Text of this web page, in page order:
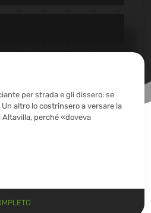
per strada e gli dissero: se
altro lo costrinsero a versare la
perché «doveva